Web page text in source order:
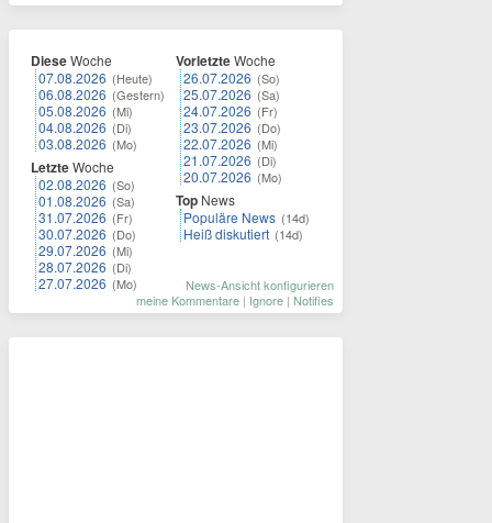
DieseWoche
07.08.2026 (Heute)
06.08.2026 (Gestern)
05.08.2026 (Mi)
04.08.2026 (Di)
03.08.2026 (Mo)
LetzteWoche
02.08.2026 (So)
01.08.2026 (Sa)
31.07.2026 (Fr)
30.07.2026 (Do)
29.07.2026 (Mi)
28.07.2026 (Di)
27.07.2026 (Mo)
VorletzteWoche
26.07.2026 (So)
25.07.2026 (Sa)
24.07.2026 (Fr)
23.07.2026 (Do)
22.07.2026 (Mi)
21.07.2026 (Di)
20.07.2026 (Mo)
Top News
Populäre News (14d)
Heiß diskutiert (14d)
News-Ansicht konfigurieren
meine Kommentare | Ignore | Notifies